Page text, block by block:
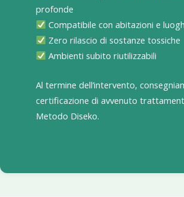
profonde
Compatibile con abitazioni e
Zero rilascio di sostanze tossiche
Ambienti subito riutilizzabili
Al termine dell’intervento,
certificazione di avvenuto
Metodo Diseko.